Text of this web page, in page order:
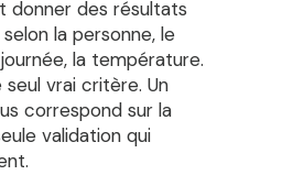
donner des résultats
la personne, le
la température.
vrai critère. Un
correspond sur la
validation qui